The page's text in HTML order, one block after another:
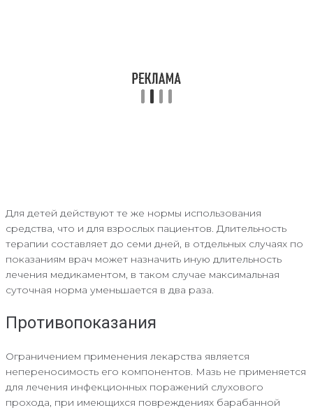
Для детей действуют те же нормы использования
средства, что и для взрослых пациентов. Длительность
терапии составляет до семи дней, в отдельных случаях по
показаниям врач может назначить иную длительность
лечения медикаментом, в таком случае максимальная
суточная норма уменьшается в два раза.
Противопоказания
Ограничением применения лекарства является
непереносимость его компонентов. Мазь не применяется
для лечения инфекционных поражений слухового
прохода, при имеющихся повреждениях барабанной